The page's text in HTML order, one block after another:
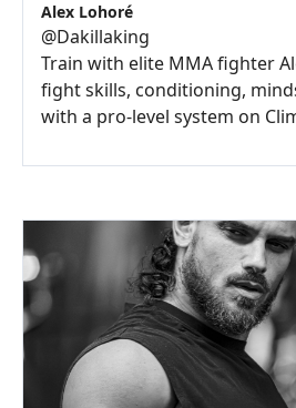
Alex Lohoré
@Dakillaking
Train with elite MMA fighter
fight skills, conditioning,
with a pro-level system on